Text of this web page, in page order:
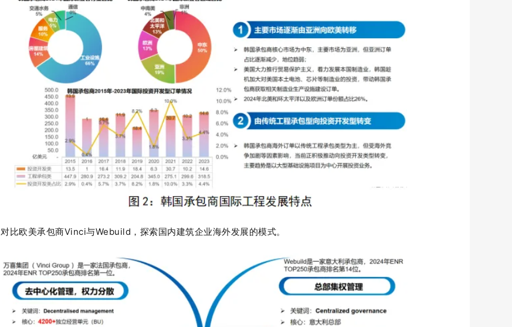
对比欧美承包商Vinci与Webuild，探索国内建筑企业海外发展的模式。